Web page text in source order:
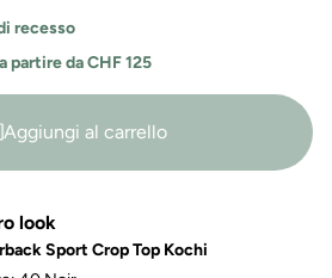
recesso
partire da CHF 125
Aggiungi al carrello
look
Sport Crop Top Kochi